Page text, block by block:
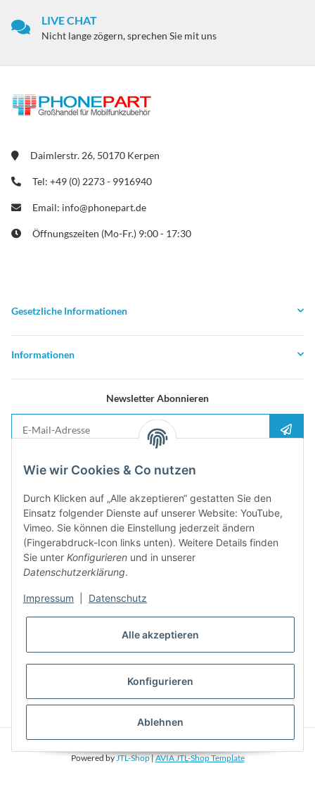
Wie wir Cookies & Co nutzen
Durch Klicken auf „Alle akzeptieren“ gestatten Sie den
Einsatz folgender Dienste auf unserer Website: YouTube,
Vimeo. Sie können die Einstellung jederzeit ändern
(Fingerabdruck-Icon links unten). Weitere Details finden
Sie unter Konfigurieren und in unserer
Datenschutzerklärung.
Impressum Datenschutz
Alle akzeptieren
Konfigurieren
Ablehnen
LIVE CHAT
Nicht lange zögern, sprechen Sie mit uns
Daimlerstr. 26, 50170 Kerpen
Tel: +49 (0) 2273 - 9916940
Email: info@phonepart.de
Öffnungszeiten (Mo-Fr.) 9:00 - 17:30
Gesetzliche Informationen
Informationen
Newsletter Abonnieren
Bitte senden Sie mir entsprechend Ihrer
jederzeit widerruflich Informationen zu Ihrem Produktsortiment per E-Mail zu.
Newsletter abonieren und5%Rabatt-Guschein erhalten. Für Ihren
nächsten Einkauf. Den Gutschein erhalten Sie per Email nach der
erfolgreichen Bestätigung Ihrer Email-Adresse
* Alle Preise inkl. gesetzlicher USt., zzgl.Versand
Powered byJTL-Shop|AVIA JTL-Shop Template